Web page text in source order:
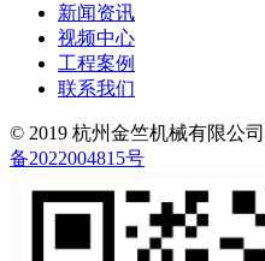
新闻资讯
视频中心
工程案例
联系我们
© 2019 杭州金竺机械有限公
备2022004815号